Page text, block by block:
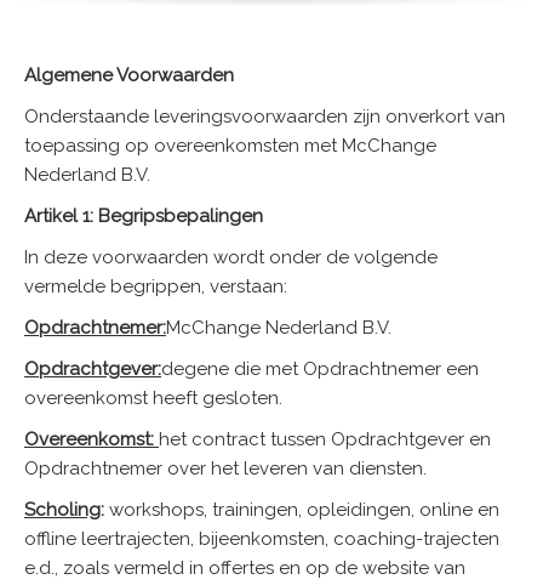
Algemene Voorwaarden
Onderstaande leveringsvoorwaarden zijn onverkort van
toepassing op overeenkomsten met McChange
Nederland B.V.
Artikel 1: Begripsbepalingen
In deze voorwaarden wordt onder de volgende
vermelde begrippen, verstaan:
Opdrachtnemer:McChange Nederland B.V.
Opdrachtgever:degene die met Opdrachtnemer een
overeenkomst heeft gesloten.
Overeenkomst: het contract tussen Opdrachtgever en
Opdrachtnemer over het leveren van diensten.
Scholing: workshops, trainingen, opleidingen, online en
offline leertrajecten, bijeenkomsten, coaching-trajecten
e.d., zoals vermeld in offertes en op de website van